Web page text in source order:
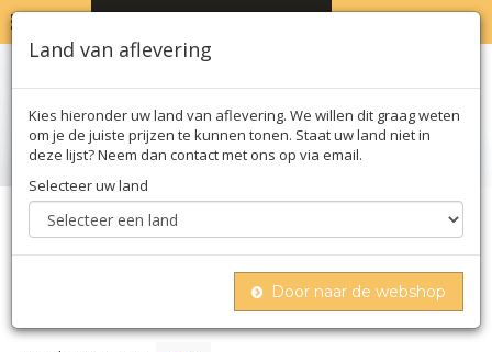
Home Noten & zuivel
Land van aflevering
Kies hieronder uw land van aflevering. We willen dit graag weten
om je de juiste prijzen te kunnen tonen. Staat uw land niet in
deze lijst? Neem dan contact met ons op via email.
Selecteer uw land
Door naar de webshop